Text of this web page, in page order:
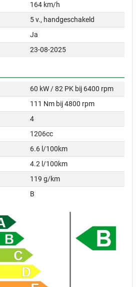
164 km/h
5 v., handgeschakeld
Ja
23-08-2025
60 kW / 82 PK bij 6400 rpm
111 Nm bij 4800 rpm
4
1206cc
6.6 l/100km
4.2 l/100km
119 g/km
B